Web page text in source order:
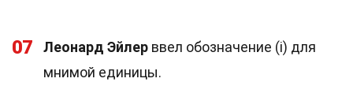
07 Леонард Эйлер ввел обозначение (i) для
мнимой единицы.